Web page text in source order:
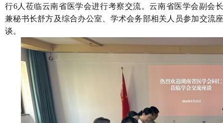
行6人莅临云南省医学会进行考察交流。云南省医学会副会
兼秘书长舒方及综合办公室、学术会务部相关人员参加交流
谈。